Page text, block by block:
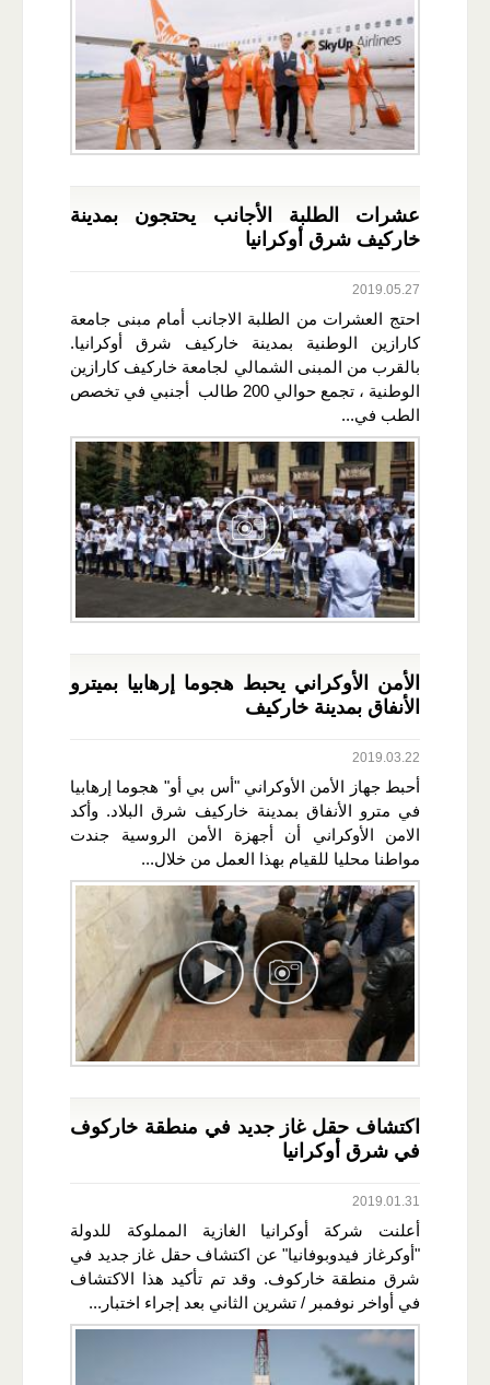
عشرات الطلبة الأجانب يحتجون بمدينة
خاركيف شرق أوكرانيا
2019.05.27
احتج العشرات من الطلبة الاجانب أمام مبنى جامعة
كارازين الوطنية بمدينة خاركيف شرق أوكرانيا.
بالقرب من المبنى الشمالي لجامعة خاركيف كارازين
الوطنية ، تجمع حوالي 200 طالب أجنبي في تخصص
الطب في...
الأمن الأوكراني يحبط هجوما إرهابيا بميترو
الأنفاق بمدينة خاركيف
2019.03.22
أحبط جهاز الأمن الأوكراني "أس بي أو" هجوما إرهابيا
في مترو الأنفاق بمدينة خاركيف شرق البلاد. وأكد
الامن الأوكراني أن أجهزة الأمن الروسية جندت
مواطنا محليا للقيام بهذا العمل من خلال...
اكتشاف حقل غاز جديد في منطقة خاركوف
في شرق أوكرانيا
2019.01.31
أعلنت شركة أوكرانيا الغازية المملوكة للدولة
"أوكرغاز فيدوبوفانيا" عن اكتشاف حقل غاز جديد في
شرق منطقة خاركوف. وقد تم تأكيد هذا الاكتشاف
في أواخر نوفمبر / تشرين الثاني بعد إجراء اختبار...